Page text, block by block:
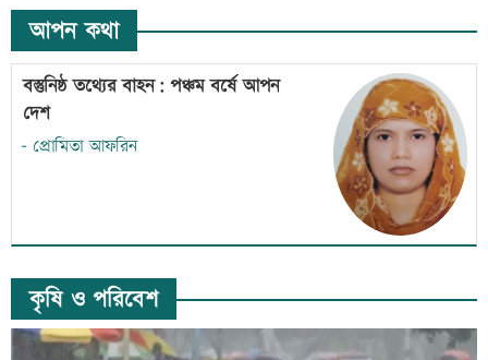
আপন কথা
বস্তুনিষ্ঠ তথ্যের বাহন: পঞ্চম বর্ষে আপন
দেশ
- প্রোমিতা আফরিন
কৃষি ও পরিবেশ